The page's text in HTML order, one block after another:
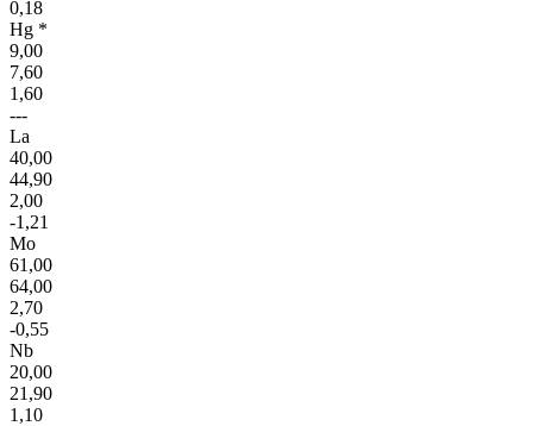
0,18
Hg *
9,00
7,60
1,60
---
La
40,00
44,90
2,00
-1,21
Mo
61,00
64,00
2,70
-0,55
Nb
20,00
21,90
1,10